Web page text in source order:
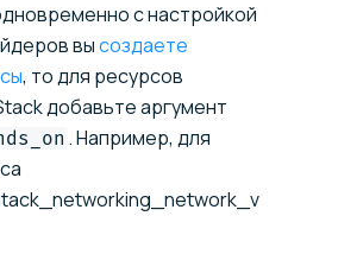
с настройкой
высоздаете
, то для ресурсов
добавьте аргумент
. Например, для